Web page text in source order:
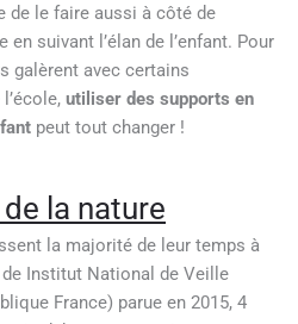
de le faire aussi à côté de
en suivant l’élan de l’enfant. Pour
galèrent avec certains
utiliser des supports en
peut tout changer !
la nature
la majorité de leur temps à
de Institut National de Veille
France) parue en 2015, 4